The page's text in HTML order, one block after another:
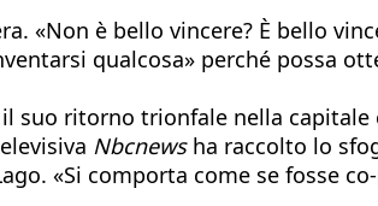
«Non è bello vincere? È bello
qualcosa» perché possa
suo ritorno trionfale nella
Nbcnewsha raccolto lo
«Si comporta come se fosse